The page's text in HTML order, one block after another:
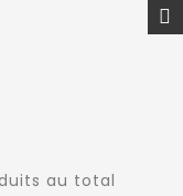
au total